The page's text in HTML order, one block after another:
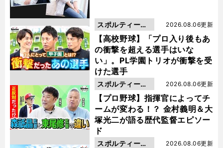
【高校野球】「プロ入り後もあ
の衝撃を超える選手はいな
い」。PL学園トリオが衝撃を受
けた選手
2026.08.06更新
スポルティーバ
動画
【プロ野球】指揮官によってチ
ームが変わる！？ 金村義明＆大
塚光二が語る歴代監督エピソー
ド
2026.08.06更新
スポルティーバ
動画
2026.08.06更新
スポルティーバ